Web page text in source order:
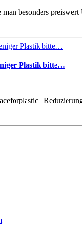
besonders preiswert
Plastik bitte…
.